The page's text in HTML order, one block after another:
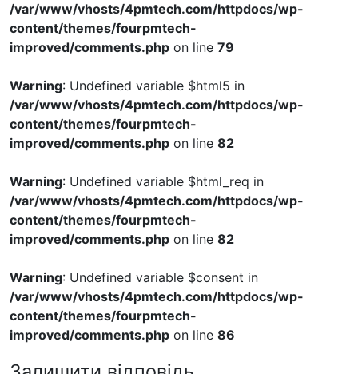
/var/www/vhosts/4pmtech.com/httpdocs/wp-
content/themes/fourpmtech-
improved/comments.php on line 79
Warning: Undefined variable $html5 in
/var/www/vhosts/4pmtech.com/httpdocs/wp-
content/themes/fourpmtech-
improved/comments.php on line 82
Warning: Undefined variable $html_req in
/var/www/vhosts/4pmtech.com/httpdocs/wp-
content/themes/fourpmtech-
improved/comments.php on line 82
Warning: Undefined variable $consent in
/var/www/vhosts/4pmtech.com/httpdocs/wp-
content/themes/fourpmtech-
improved/comments.php on line 86